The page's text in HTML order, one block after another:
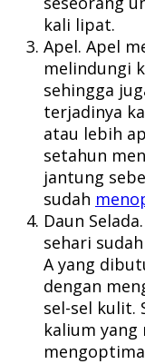
kali lipat.
Apel. Apel
melindungi
sehingga
terjadinya
atau lebih
setahun
jantung
sudah
Daun
sehari
A yang
dengan
sel-sel kulit.
kalium yang